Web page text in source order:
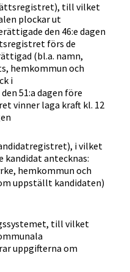
till vilket
plockar ut
den 46:e dagen
förs de
(bl.a. namn,
hemkommun och
i
51:a dagen före
vinner laga kraft kl. 12
i vilket
kandidat antecknas:
hemkommun och
uppställt kandidaten)
till vilket
uppgifterna om